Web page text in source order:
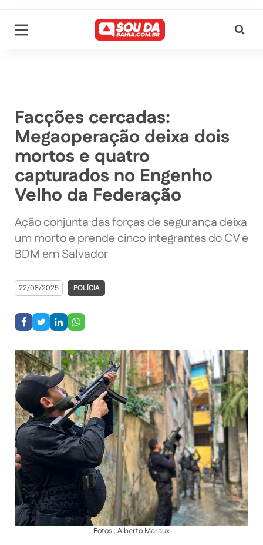
Facções cercadas:
Megaoperação deixa dois
mortos e quatro
capturados no Engenho
Velho da Federação
Ação conjunta das forças de segurança deixa
um morto e prende cinco integrantes do CV e
BDM em Salvador
22/08/2025 POLÍCIA
Fotos : Alberto Maraux